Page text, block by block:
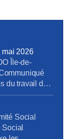
mai 2026
Île-de-
du travail de
Approbation
pour 2025
Social